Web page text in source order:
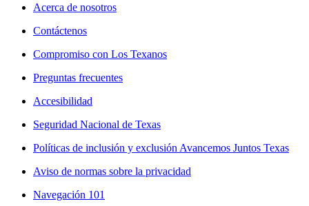
Acerca de nosotros
Contáctenos
Compromiso con Los Texanos
Preguntas frecuentes
Accesibilidad
Seguridad Nacional de Texas
Políticas de inclusión y exclusión Avancemos Juntos Texas
Aviso de normas sobre la privacidad
Navegación 101